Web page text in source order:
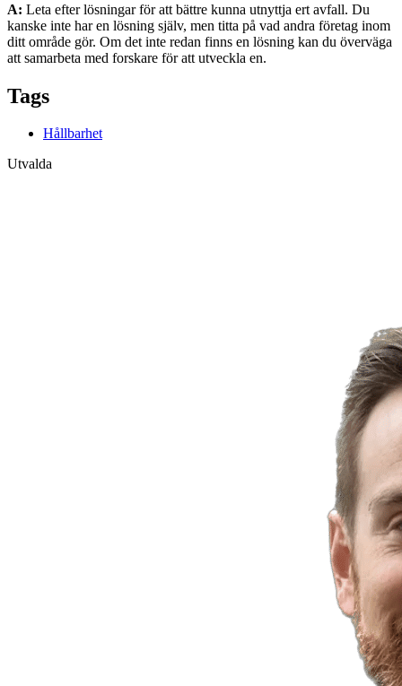
A: Leta efter lösningar för att bättre kunna utnyttja ert avfall. Du
kanske inte har en lösning själv, men titta på vad andra företag inom
ditt område gör. Om det inte redan finns en lösning kan du överväga
att samarbeta med forskare för att utveckla en.
Tags
Hållbarhet
Utvalda